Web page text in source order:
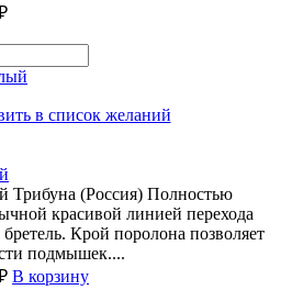
в список желаний
Трибуна (Россия) Полностью
красивой линией перехода
Крой поролона позволяет
подмышек....
В корзину